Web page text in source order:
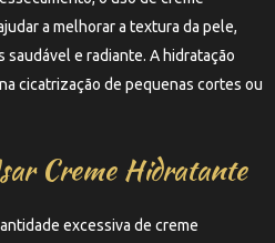
a melhorar a textura da pele,
e radiante. A hidratação
cicatrização de pequenas cortes ou
Creme Hidratante
excessiva de creme